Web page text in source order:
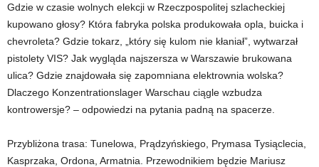
Gdzie w czasie wolnych elekcji w Rzeczpospolitej szlacheckiej
kupowano głosy? Która fabryka polska produkowała opla, buicka i
chevroleta? Gdzie tokarz, „który się kulom nie kłaniał”, wytwarzał
pistolety VIS? Jak wygląda najszersza w Warszawie brukowana
ulica? Gdzie znajdowała się zapomniana elektrownia wolska?
Dlaczego Konzentrationslager Warschau ciągle wzbudza
kontrowersje? – odpowiedzi na pytania padną na spacerze.
Przybliżona trasa: Tunelowa, Prądzyńskiego, Prymasa Tysiąclecia,
Kasprzaka, Ordona, Armatnia. Przewodnikiem będzie Mariusz